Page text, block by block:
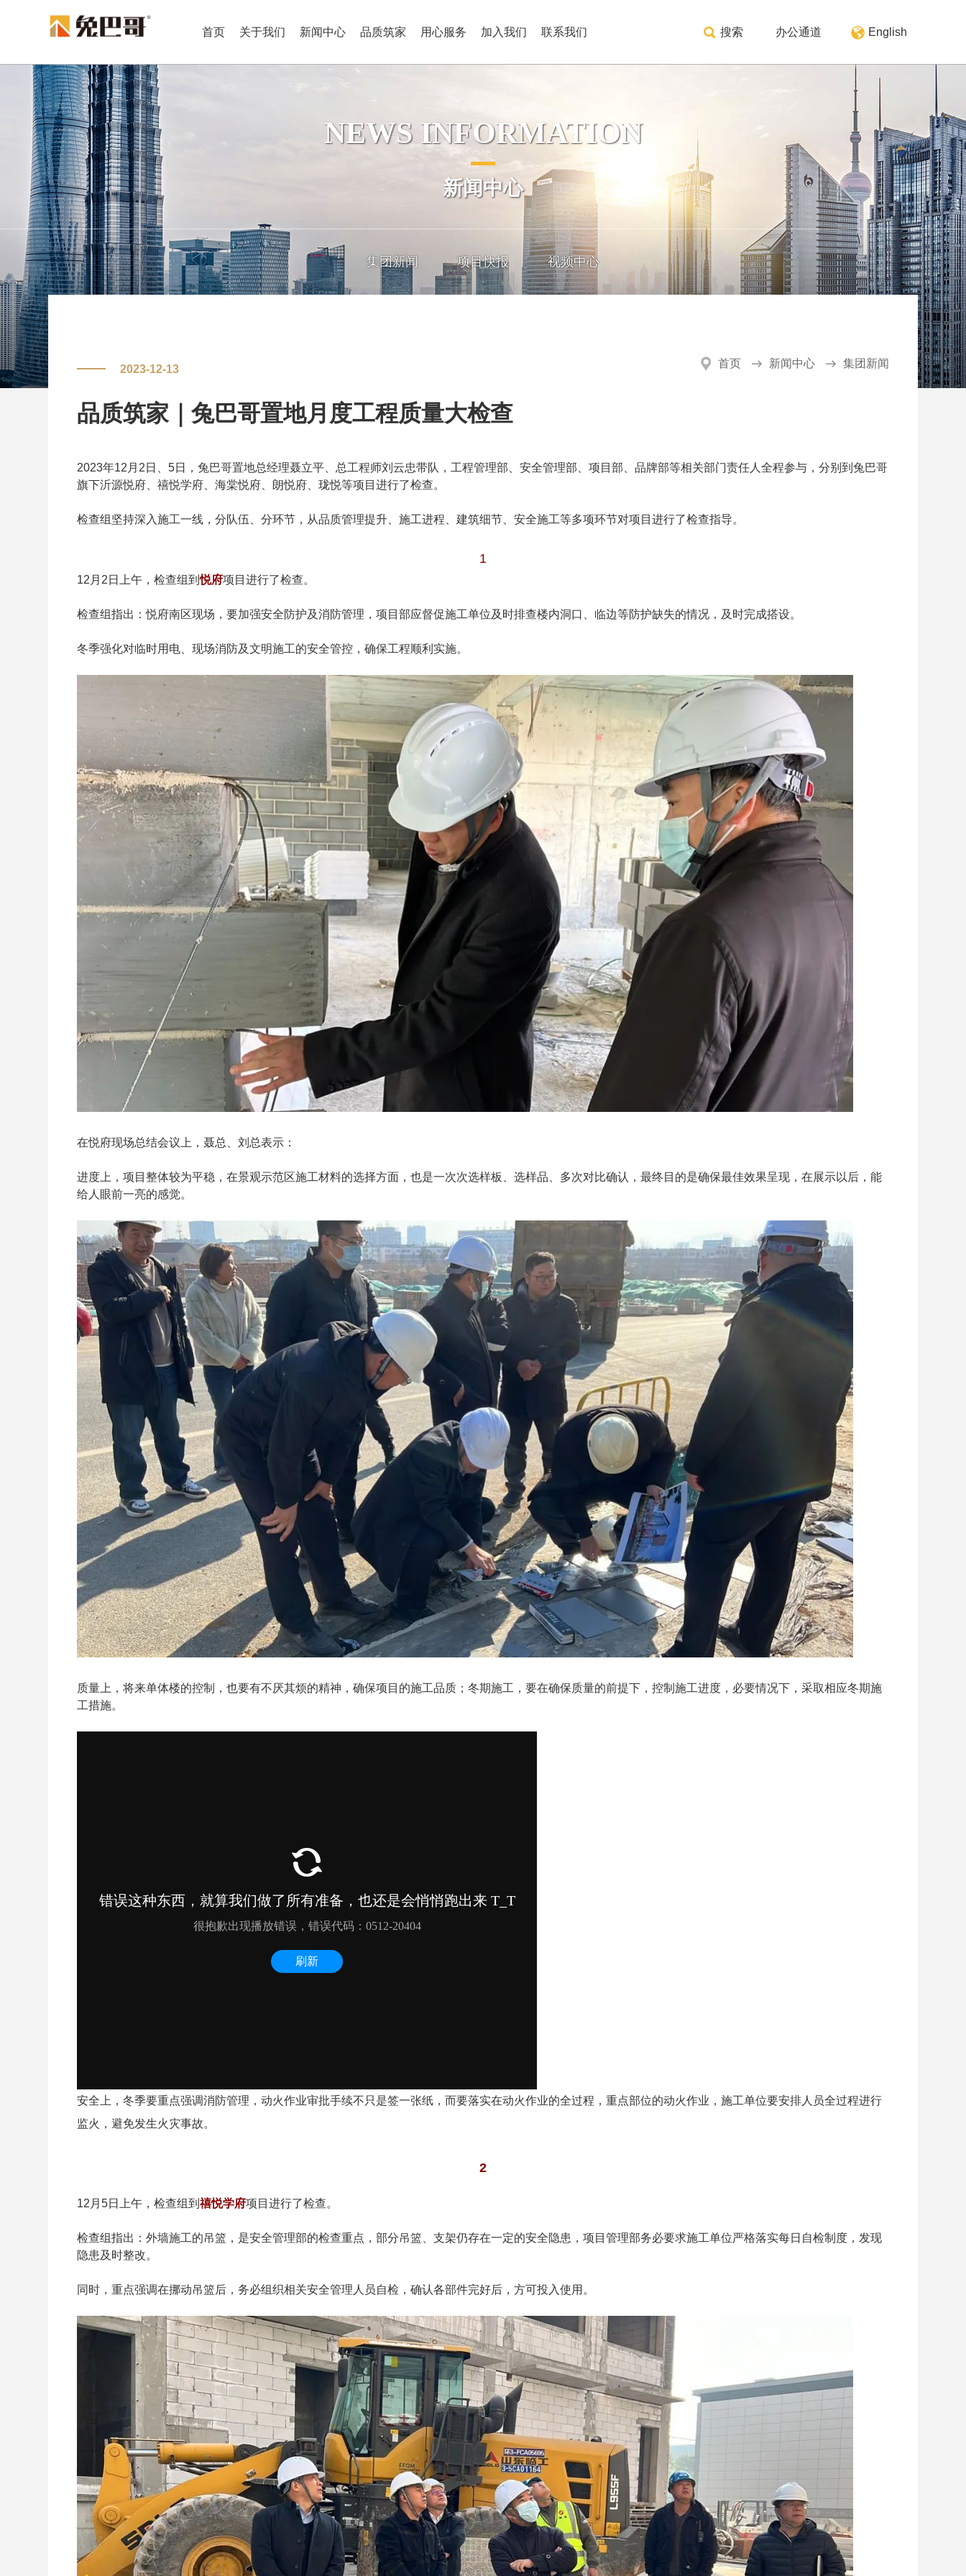
首页 关于我们 新闻中心 品质筑家 用心服务 加入我们 联系我们 搜索 办公通道 English
NEWS INFORMATION
新闻中心
集团新闻 项目快报 视频中心
首页 新闻中心 集团新闻
2023-12-13
品质筑家｜兔巴哥置地月度工程质量大检查
2023年12月2日、5日，兔巴哥置地总经理聂立平、总工程师刘云忠带队，工程管理部、安全管理部、项目部、品牌部等相关部门责任人全程参与，分别到兔巴哥
旗下沂源悦府、禧悦学府、海棠悦府、朗悦府、珑悦等项目进行了检查。
检查组坚持深入施工一线，分队伍、分环节，从品质管理提升、施工进程、建筑细节、安全施工等多项环节对项目进行了检查指导。
1
12月2日上午，检查组到悦府项目进行了检查。
检查组指出：悦府南区现场，要加强安全防护及消防管理，项目部应督促施工单位及时排查楼内洞口、临边等防护缺失的情况，及时完成搭设。
冬季强化对临时用电、现场消防及文明施工的安全管控，确保工程顺利实施。
在悦府现场总结会议上，聂总、刘总表示：
进度上，项目整体较为平稳，在景观示范区施工材料的选择方面，也是一次次选样板、选样品、多次对比确认，最终目的是确保最佳效果呈现，在展示以后，能
给人眼前一亮的感觉。
质量上，将来单体楼的控制，也要有不厌其烦的精神，确保项目的施工品质；冬期施工，要在确保质量的前提下，控制施工进度，必要情况下，采取相应冬期施
工措施。
安全上，冬季要重点强调消防管理，动火作业审批手续不只是签一张纸，而要落实在动火作业的全过程，重点部位的动火作业，施工单位要安排人员全过程进行
监火，避免发生火灾事故。
2
12月5日上午，检查组到禧悦学府项目进行了检查。
检查组指出：外墙施工的吊篮，是安全管理部的检查重点，部分吊篮、支架仍存在一定的安全隐患，项目管理部务必要求施工单位严格落实每日自检制度，发现
隐患及时整改。
同时，重点强调在挪动吊篮后，务必组织相关安全管理人员自检，确认各部件完好后，方可投入使用。